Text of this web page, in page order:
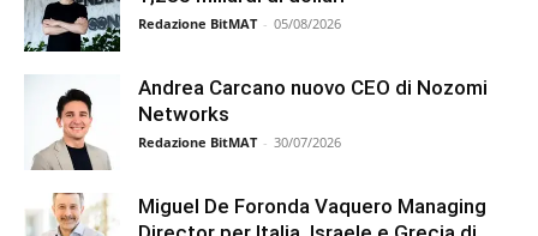
Redazione BitMAT - 05/08/2026
Andrea Carcano nuovo CEO di Nozomi
Networks
Redazione BitMAT - 30/07/2026
Miguel De Foronda Vaquero Managing